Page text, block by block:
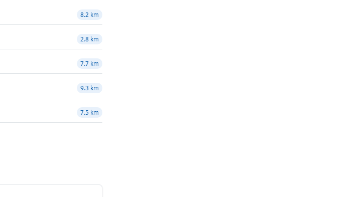
8.2 km
2.8 km
7.7 km
9.3 km
7.5 km